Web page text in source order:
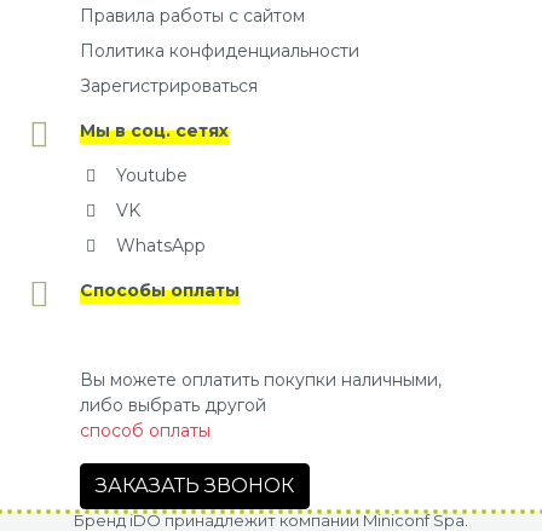
Правила работы с сайтом
Политика конфиденциальности
Зарегистрироваться
Мы в соц. сетях
Youtube
VK
WhatsApp
Способы оплаты
Вы можете оплатить покупки наличными,
либо выбрать другой
способ оплаты
ЗАКАЗАТЬ ЗВОНОК
Бренд iDO принадлежит компании Miniconf Spa.